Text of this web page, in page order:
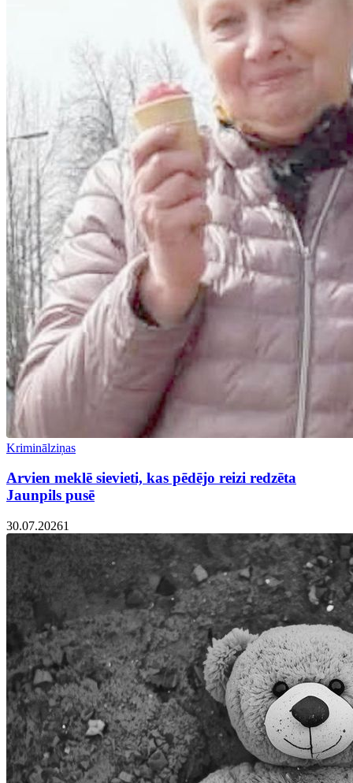
Kriminālziņas
Arvien meklē sievieti, kas pēdējo reizi redzēta
Jaunpils pusē
30.07.20261